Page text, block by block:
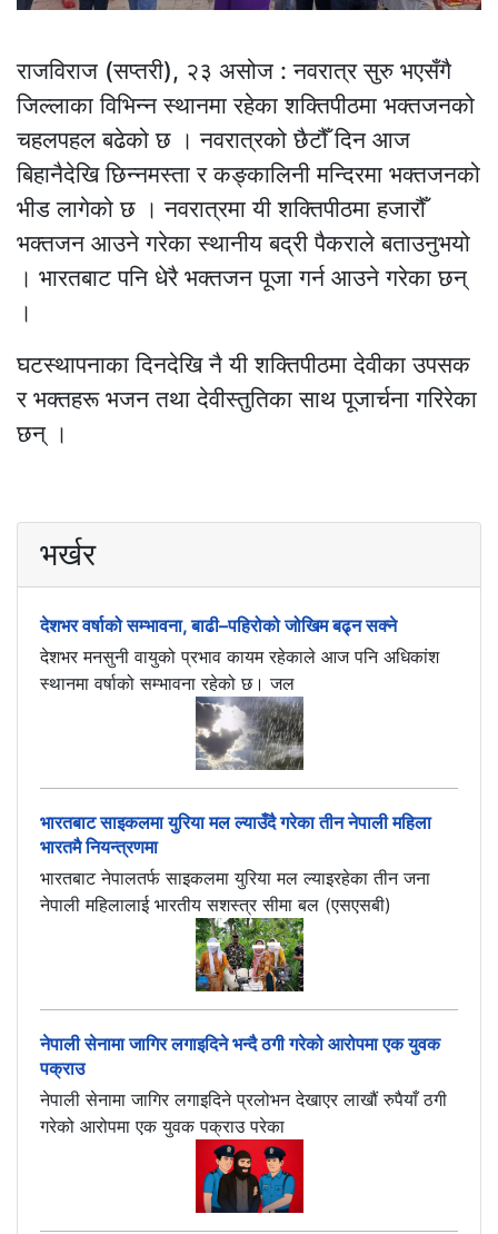
राजविराज (सप्तरी), २३ असोज : नवरात्र सुरु भएसँगै
जिल्लाका विभिन्न स्थानमा रहेका शक्तिपीठमा भक्तजनको
चहलपहल बढेको छ । नवरात्रको छैटौँ दिन आज
बिहानैदेखि छिन्नमस्ता र कङ्कालिनी मन्दिरमा भक्तजनको
भीड लागेको छ । नवरात्रमा यी शक्तिपीठमा हजारौँ
भक्तजन आउने गरेका स्थानीय बद्री पैकराले बताउनुभयो
। भारतबाट पनि धेरै भक्तजन पूजा गर्न आउने गरेका छन्
।
घटस्थापनाका दिनदेखि नै यी शक्तिपीठमा देवीका उपसक
र भक्तहरू भजन तथा देवीस्तुतिका साथ पूजार्चना गरिरेका
छन् ।
भर्खर
देशभर वर्षाको सम्भावना, बाढी–पहिरोको जोखिम बढ्न सक्ने
देशभर मनसुनी वायुको प्रभाव कायम रहेकाले आज पनि अधिकांश
स्थानमा वर्षाको सम्भावना रहेको छ। जल
भारतबाट साइकलमा युरिया मल ल्याउँदै गरेका तीन नेपाली महिला
भारतमै नियन्त्रणमा
भारतबाट नेपालतर्फ साइकलमा युरिया मल ल्याइरहेका तीन जना
नेपाली महिलालाई भारतीय सशस्त्र सीमा बल (एसएसबी)
नेपाली सेनामा जागिर लगाइदिने भन्दै ठगी गरेको आरोपमा एक युवक
पक्राउ
नेपाली सेनामा जागिर लगाइदिने प्रलोभन देखाएर लाखौं रुपैयाँ ठगी
गरेको आरोपमा एक युवक पक्राउ परेका